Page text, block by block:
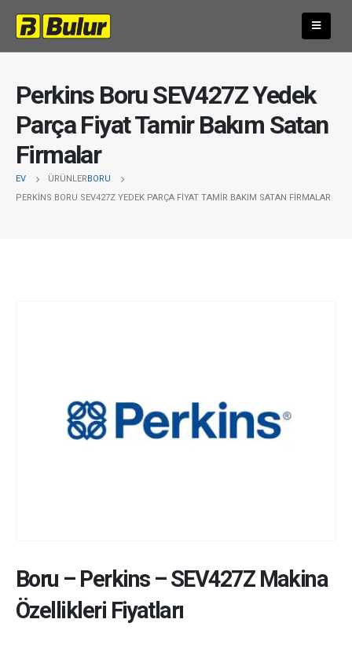
Perkins Boru SEV427Z Yedek
Parça Fiyat Tamir Bakım Satan
Firmalar
EV ÜRÜNLERBORU
PERKINS BORU SEV427Z YEDEK PARÇA FIYAT TAMIR BAKIM SATAN FIRMALAR
Boru – Perkins–SEV427ZMakina
Özellikleri Fiyatları